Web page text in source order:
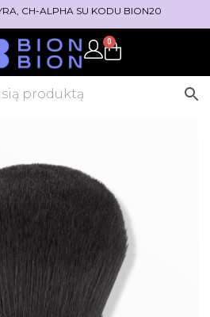
CH-ALPHA SU KODU BION20
0